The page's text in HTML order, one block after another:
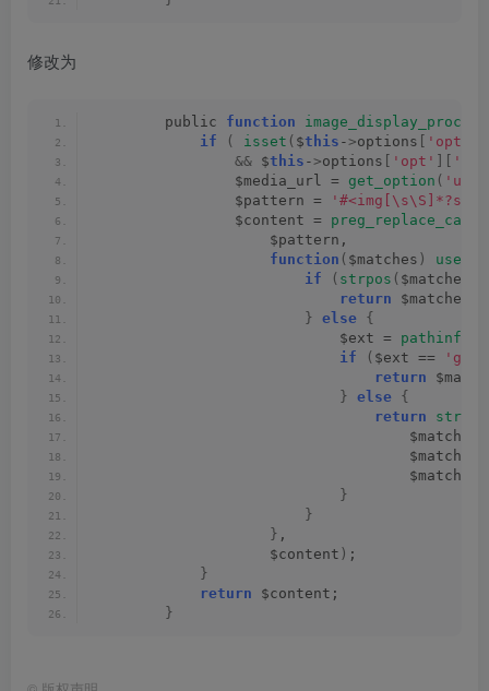
修改为
        public
function
if
( isset ( $this ->options [ 'opt'
&& $this ->options [ 'opt' ][
                $media_url =
get_option (
                $pattern =
                $content =
                    $pattern,
function ( $matches ) use
if
( strpos ( $matches
return $matches
} else {
                            $ext =
pathinfo
if
( $ext == 'gif'
return
} else {
return
                                    $matches
                                    $matches
                                    $matches
}
}
} ,
                    $content
) ;
}
return $content;
}